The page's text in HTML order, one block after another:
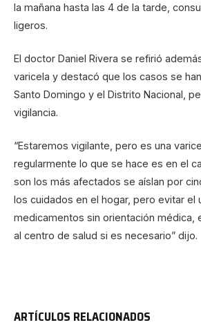
la mañana hasta las 4 de la tarde,
ligeros.
El doctor Daniel Rivera se refirió
varicela y destacó que los casos se
Santo Domingo y el Distrito Nacional,
vigilancia.
“Estaremos vigilante, pero es una
regularmente lo que se hace es en el
son los más afectados se aíslan por
los cuidados en el hogar, pero evitar el
medicamentos sin orientación médica,
al centro de salud si es necesario” dijo.
ARTÍCULOS RELACIONADOS